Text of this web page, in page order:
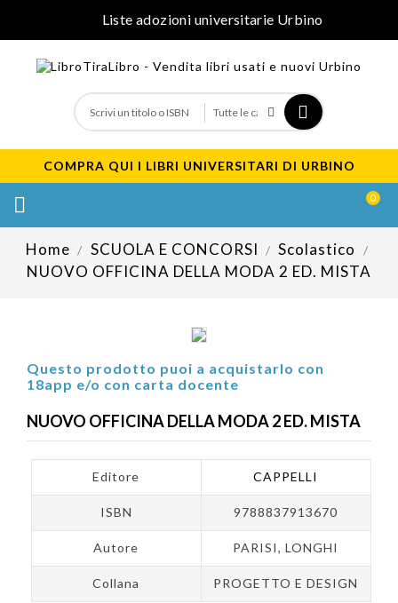
Liste adozioni universitarie Urbino
COMPRA QUI I LIBRI UNIVERSITARI DI URBINO
 0
Home SCUOLA E CONCORSI
Scolastico
NUOVO OFFICINA DELLA MODA 2 ED. MISTA
Questo prodotto puoi a acquistarlo con
18app e/o con carta docente
NUOVO OFFICINA DELLA MODA 2 ED. MISTA
Editore CAPPELLI
ISBN 9788837913670
Autore PARISI, LONGHI
Collana PROGETTO E DESIGN